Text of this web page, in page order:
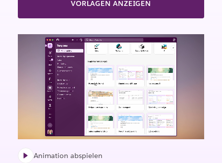
Animation abspielen
VORLAGEN ANZEIGEN